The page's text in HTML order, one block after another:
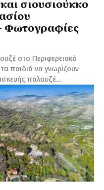
σιουσιούκκο
Φωτογραφίες
στο Περιφερειακό
παιδιά να γνωρίζουν
παλουζέ...